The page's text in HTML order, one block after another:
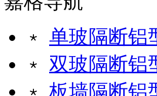
﹡ 单玻隔断铝
﹡ 双玻隔断铝
﹡ 板墙隔断铝